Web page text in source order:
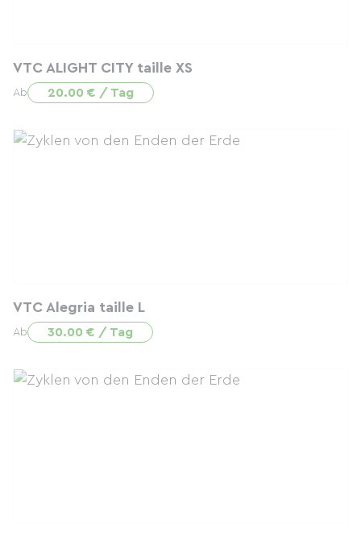
VTC ALIGHT CITY taille XS
Ab 20.00 € / Tag
VTC Alegria taille L
Ab 30.00 € / Tag